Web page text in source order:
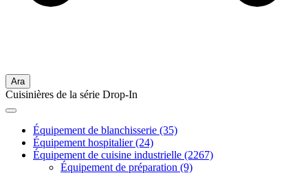
Ara
Cuisinières de la série Drop-In
Équipement de blanchisserie (35)
Équipement hospitalier(24)
Équipement de cuisine industrielle (2267)
Équipement de préparation (9)